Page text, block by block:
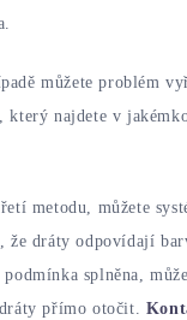
můžete problém
který najdete v
metodu, můžete
že dráty odpovídají
splněna,
přímo otočit.